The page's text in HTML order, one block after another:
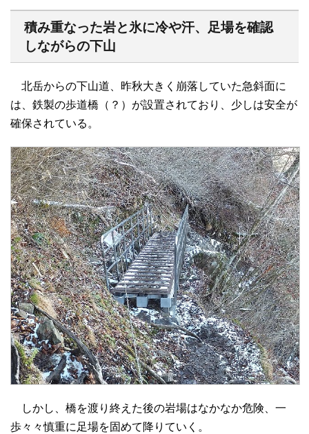
積み重なった岩と氷に冷や汗、足場を確認
しながらの下山
北岳からの下山道、昨秋大きく崩落していた急斜面に
は、鉄製の歩道橋（？）が設置されており、少しは安全が
確保されている。
しかし、橋を渡り終えた後の岩場はなかなか危険、一
歩々々慎重に足場を固めて降りていく。